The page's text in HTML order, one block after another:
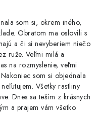
som si, okrem iného,
Obratom ma oslovili s
a či si nevyberiem niečo
ruže. Veľmi milá a
na rozmyslenie, veľmi
som si objednala
Všetky rastliny
Dnes sa teším z krásnych
a prajem vám všetko